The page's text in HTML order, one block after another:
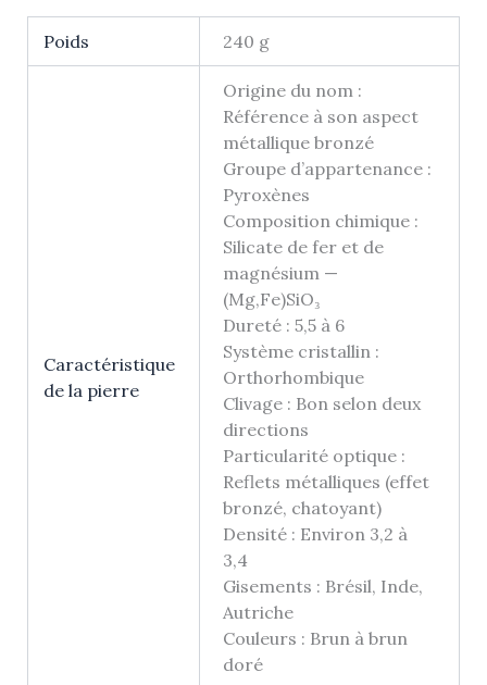
Poids 240 g
Caractéristique
de la pierre
Origine du nom :
Référence à son aspect
métallique bronzé
Groupe d’appartenance :
Pyroxènes
Composition chimique :
Silicate de fer et de
magnésium —
(Mg,Fe)SiO₃
Dureté : 5,5 à 6
Système cristallin :
Orthorhombique
Clivage : Bon selon deux
directions
Particularité optique :
Reflets métalliques (effet
bronzé, chatoyant)
Densité : Environ 3,2 à
3,4
Gisements : Brésil, Inde,
Autriche
Couleurs : Brun à brun
doré